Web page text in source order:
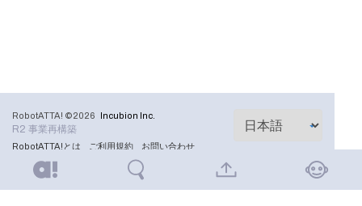
RobotATTA! ©2026 Incubion Inc.
R2 事業再構築
RobotATTA!とは ご利用規約 お問い合わせ